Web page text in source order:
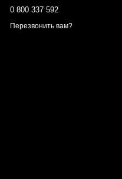
0 800 337 592
Перезвонить вам?